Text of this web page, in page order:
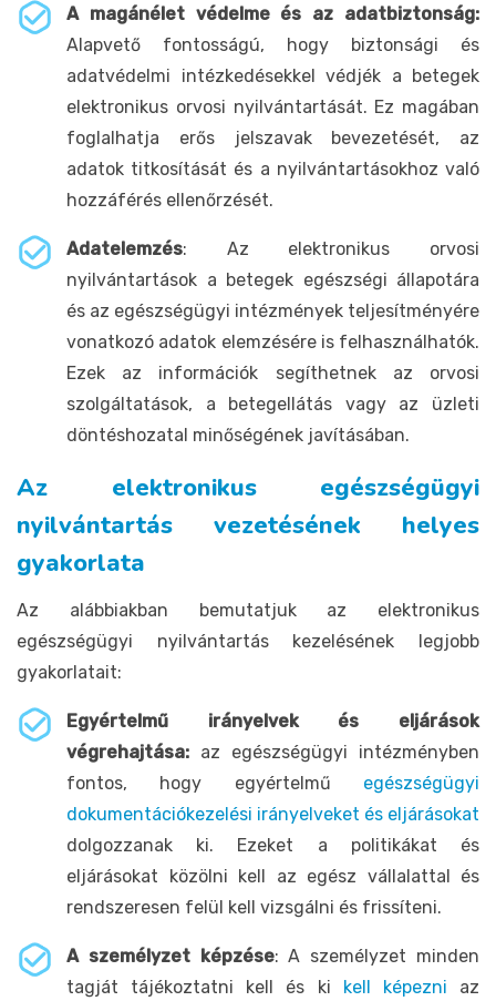
A magánélet védelme és az adatbiztonság:
Alapvető fontosságú, hogy biztonsági és
adatvédelmi intézkedésekkel védjék a betegek
elektronikus orvosi nyilvántartását. Ez magában
foglalhatja erős jelszavak bevezetését, az
adatok titkosítását és a nyilvántartásokhoz való
hozzáférés ellenőrzését.
Adatelemzés: Az elektronikus orvosi
nyilvántartások a betegek egészségi állapotára
és az egészségügyi intézmények teljesítményére
vonatkozó adatok elemzésére is felhasználhatók.
Ezek az információk segíthetnek az orvosi
szolgáltatások, a betegellátás vagy az üzleti
döntéshozatal minőségének javításában.
Az elektronikus egészségügyi
nyilvántartás vezetésének helyes
gyakorlata
Az alábbiakban bemutatjuk az elektronikus
egészségügyi nyilvántartás kezelésének legjobb
gyakorlatait:
Egyértelmű irányelvek és eljárások
végrehajtása: az egészségügyi intézményben
fontos, hogy egyértelmű egészségügyi
dokumentációkezelési irányelveket és eljárásokat
dolgozzanak ki. Ezeket a politikákat és
eljárásokat közölni kell az egész vállalattal és
rendszeresen felül kell vizsgálni és frissíteni.
A személyzet képzése: A személyzet minden
tagját tájékoztatni kell és ki kell képezni az